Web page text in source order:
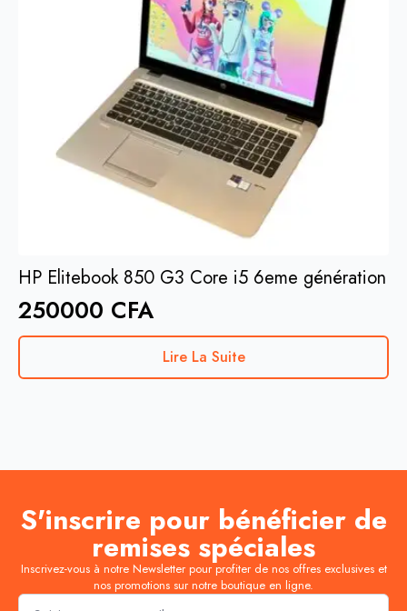
HP Elitebook 850 G3 Core i5 6eme génération
250000 CFA
Lire La Suite
S'inscrire pour bénéficier de
remises spéciales
Inscrivez-vous à notre Newsletter pour profiter de nos offres exclusives et
nos promotions sur notre boutique en ligne.
Email